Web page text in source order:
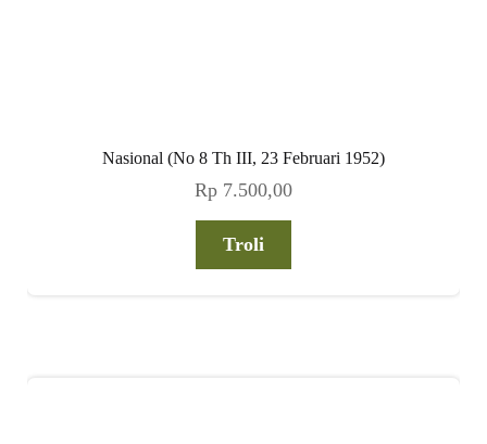
Nasional (No 8 Th III, 23 Februari 1952)
Rp 7.500,00
Troli